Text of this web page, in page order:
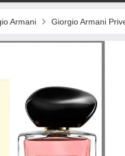
Armani Giorgio Armani